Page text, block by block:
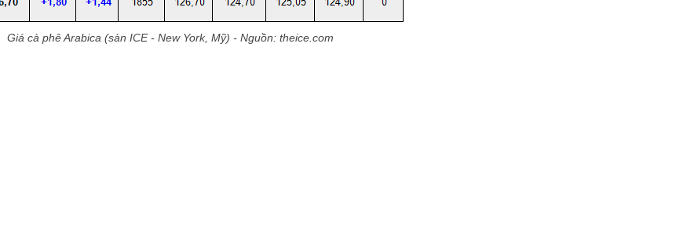
Giá cà phê Arabica (sàn ICE - New York, Mỹ) - Nguồn: theice.com